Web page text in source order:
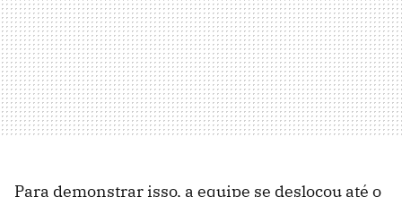
Para demonstrar isso, a equipe se deslocou até o